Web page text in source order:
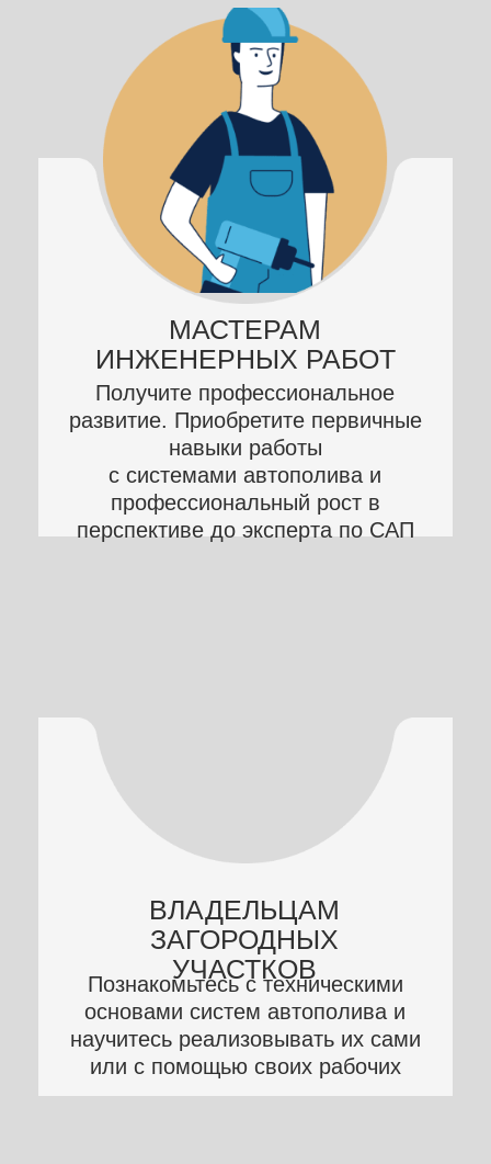
ВЛАДЕЛЬЦАМ
ЗАГОРОДНЫХ
УЧАСТКОВ
Познакомьтесь с техническими
основами систем автополива и
научитесь реализовывать их сами
или с помощью своих рабочих
ФОРМАТ ОБУЧЕНИЯ
Вы получите базовые знания об
УСТРОЙСТВЕ, ТЕХНОЛОГИИ
ПРОЕКТИРОВАНИЯ И
РЕАЛИЗАЦИИ
автоматического полива.
1) Обслуживание системы
2) Ценообразование системы
+ ЗАПИСЬ ВЕБИНАРА с
основателем IQ-poliv и онлайн-
школы Автополив360 - Юрием
"Как внедрить